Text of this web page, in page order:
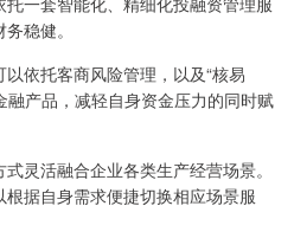
稳健。
依托客商风险管理，以及“核易
融产品，减轻自身资金压力的同时赋
灵活融合企业各类生产经营场景。
据自身需求便捷切换相应场景服